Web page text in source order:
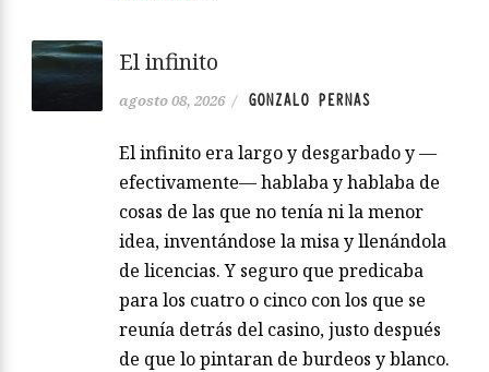
El infinito
agosto 08, 2026 / GONZALO PERNAS
El infinito era largo y desgarbado y —
efectivamente— hablaba y hablaba de
cosas de las que no tenía ni la menor
idea, inventándose la misa y llenándola
de licencias. Y seguro que predicaba
para los cuatro o cinco con los que se
reunía detrás del casino, justo después
de que lo pintaran de burdeos y blanco.